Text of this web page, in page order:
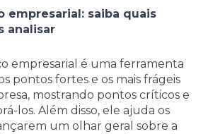
empresarial: saiba quais
analisar
empresarial é uma ferramenta
pontos fortes e os mais frágeis
mostrando pontos críticos e
los. Além disso, ele ajuda os
um olhar geral sobre a